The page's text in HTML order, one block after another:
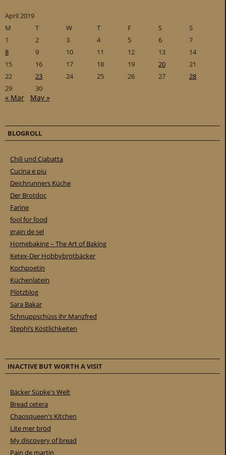
April 2019
M
T W T F S
S
1
2 3 4 5 6
7
8
9 10 11 12 13
14
15
16 17 18 19 20
21
22
23 24 25 26 27
28
29
30
« Mar May »
BLOGROLL
Chili und Ciabatta
Cucina e piu
Deichrunners Küche
Der Brotdoc
Farine
fool for food
grain de sel
Homebaking – The Art of Baking
Ketex-Der Hobbybrotbäcker
Kochpoetin
Küchenlatein
Plötzblog
Sara Bakar
Schnuppschüss ihr Manzfred
Stephi’s Köstlichkeiten
INACTIVE BUT WORTH A VISIT
Bäcker Süpke's Welt
Bread cetera
Chaosqueen's Kitchen
Lite mer bröd
My discovery of bread
Pain de martin